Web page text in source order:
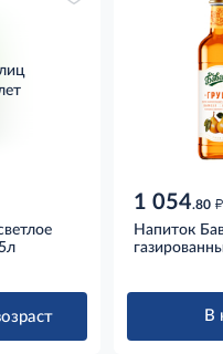
1 054.80 д
Напиток
В